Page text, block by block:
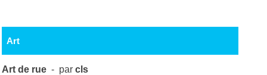
Art
Art de rue - parcls